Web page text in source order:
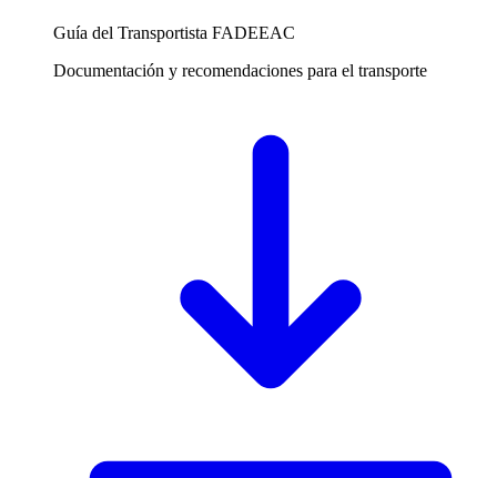
Guía del Transportista FADEEAC
Documentación y recomendaciones para el transporte